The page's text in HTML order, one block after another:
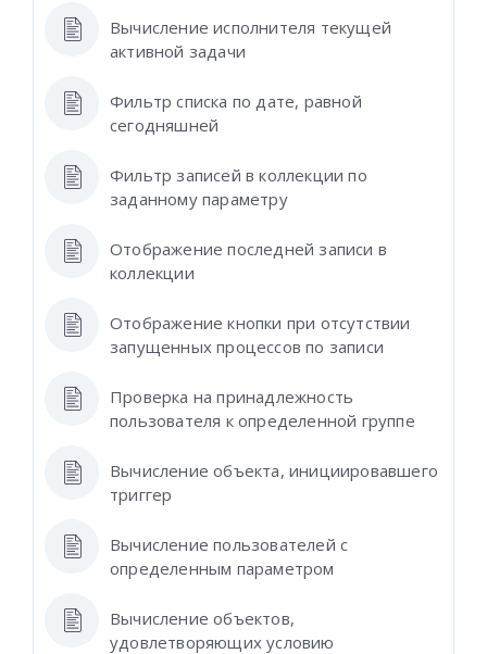
Вычисление исполнителя текущей
активной задачи
Фильтр списка по дате, равной
сегодняшней
Фильтр записей в коллекции по
заданному параметру
Отображение последней записи в
коллекции
Отображение кнопки при отсутствии
запущенных процессов по записи
Проверка на принадлежность
пользователя к определенной группе
Вычисление объекта, инициировавшего
триггер
Вычисление пользователей с
определенным параметром
Вычисление объектов,
удовлетворяющих условию